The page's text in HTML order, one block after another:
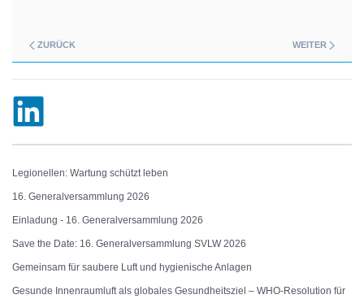
ZURÜCK WEITER
Legionellen: Wartung schützt leben
16. Generalversammlung 2026
Einladung - 16. Generalversammlung 2026
Save the Date: 16. Generalversammlung SVLW 2026
Gemeinsam für saubere Luft und hygienische Anlagen
Gesunde Innenraumluft als globales Gesundheitsziel – WHO-Resolution für